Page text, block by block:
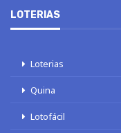
LOTERIAS
Loterias
Quina
Lotofácil